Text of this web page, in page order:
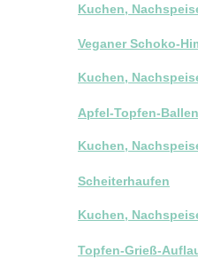
Kuchen,
Veganer Schoko-
Kuchen,
Apfel-Topfen-Ballen
Kuchen,
Scheiterhaufen
Kuchen,
Topfen-Grieß-